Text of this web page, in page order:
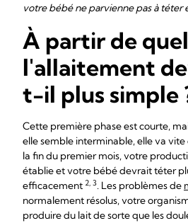
votre bébé ne parvienne pas à téter
À partir de
l'allaitement
t-il plus simple
Cette première phase est courte,
elle semble interminable, elle va
la fin du premier mois, votre
établie et votre bébé devrait téter
efficacement 2, 3. Les problèmes de
normalement résolus, votre
produire du lait de sorte que les